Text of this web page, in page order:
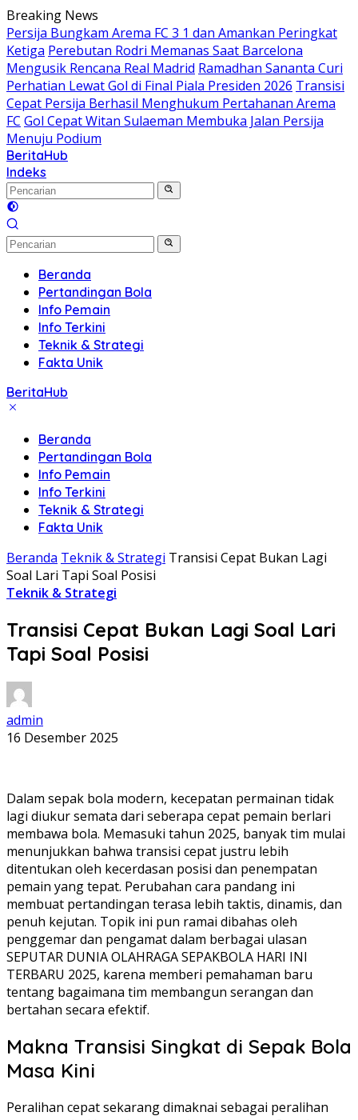
Langsung
ke
konten
Breaking News
Persija Bungkam Arema FC 3 1 dan Amankan Peringkat
Ketiga Perebutan Rodri Memanas Saat Barcelona
Mengusik Rencana Real Madrid Ramadhan Sananta Curi
Perhatian Lewat Gol di Final Piala Presiden 2026 Transisi
Cepat Persija Berhasil Menghukum Pertahanan Arema
FC Gol Cepat Witan Sulaeman Membuka Jalan Persija
Menuju Podium
BeritaHub
Indeks
Beranda
Pertandingan Bola
Info Pemain
Info Terkini
Teknik & Strategi
Fakta Unik
BeritaHub
Beranda
Pertandingan Bola
Info Pemain
Info Terkini
Teknik & Strategi
Fakta Unik
Beranda Teknik & Strategi Transisi Cepat Bukan Lagi
Soal Lari Tapi Soal Posisi
Teknik & Strategi
Transisi Cepat Bukan Lagi Soal Lari
Tapi Soal Posisi
admin
16 Desember 2025
Dalam sepak bola modern, kecepatan permainan tidak
lagi diukur semata dari seberapa cepat pemain berlari
membawa bola. Memasuki tahun 2025, banyak tim mulai
menunjukkan bahwa transisi cepat justru lebih
ditentukan oleh kecerdasan posisi dan penempatan
pemain yang tepat. Perubahan cara pandang ini
membuat pertandingan terasa lebih taktis, dinamis, dan
penuh kejutan. Topik ini pun ramai dibahas oleh
penggemar dan pengamat dalam berbagai ulasan
SEPUTAR DUNIA OLAHRAGA SEPAKBOLA HARI INI
TERBARU 2025, karena memberi pemahaman baru
tentang bagaimana tim membangun serangan dan
bertahan secara efektif.
Makna Transisi Singkat di Sepak Bola
Masa Kini
Peralihan cepat sekarang dimaknai sebagai peralihan